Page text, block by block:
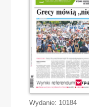
Wydanie: 10184